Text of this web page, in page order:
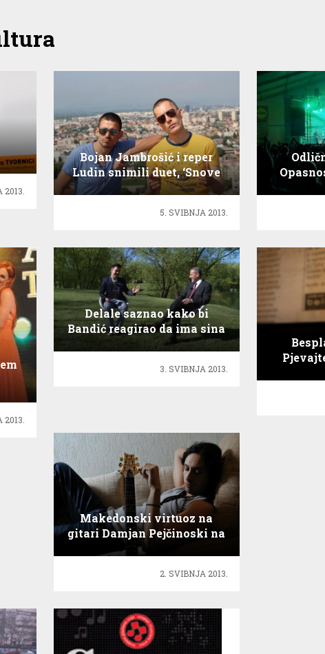
2013.
Bojan Jambrošić i reper
Ludin snimili duet, ‘Snove
satko sam od ulica’ !
5. SVIBNJA 2013.
Delale saznao kako bi
Bandić reagirao da ima sina
homoseksualne
3. SVIBNJA 2013.
Makedonski virtuoz na
gitari Damjan Pejčinoski na
International Acoustic
2. SVIBNJA 2013.